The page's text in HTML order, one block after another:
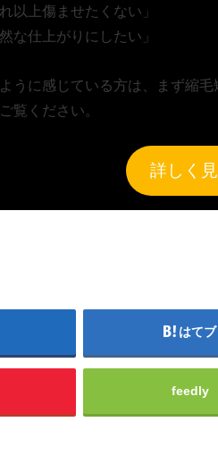
れ以上傷ませたくない」
然な仕上がりにしたい」
うに感じている方は、まず縮
覧ください。
詳しく
はてブ
feedly